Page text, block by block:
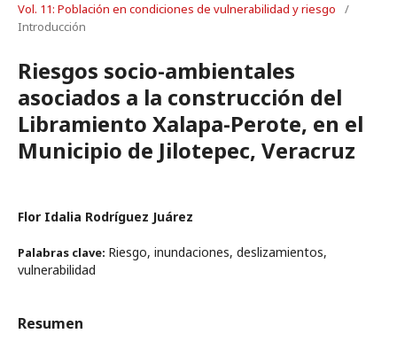
Vol. 11: Población en condiciones de vulnerabilidad y riesgo
/
Introducción
Riesgos socio-ambientales
asociados a la construcción del
Libramiento Xalapa-Perote, en el
Municipio de Jilotepec, Veracruz
Flor Idalia Rodríguez Juárez
Palabras clave: Riesgo, inundaciones, deslizamientos,
vulnerabilidad
Resumen